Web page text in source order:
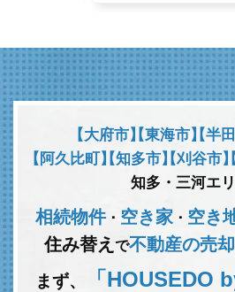
【大府市】【東海市】【半
【阿久比町】【知多市】【刈谷市】
知多・三河エ
相続物件･ 空き家 ･ 空き
住み替え で不動産の売却
まず、
「HOUSEDO